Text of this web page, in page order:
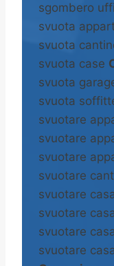
sgombero
svuota
svuota
svuota case
svuota
svuota
svuotare
svuotare
svuotare
svuotare
svuotare
svuotare
svuotare
svuotare